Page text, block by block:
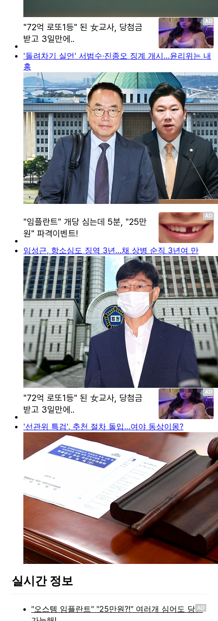
'돌려차기 실언' 서범수·진종오 징계 개시…윤리위는 내
홍
임성근, 항소심도 징역 3년…채 상병 순직 3년여 만
'선관위 특검', 추천 절차 돌입…여야 동상이몽?
실시간 정보
AD